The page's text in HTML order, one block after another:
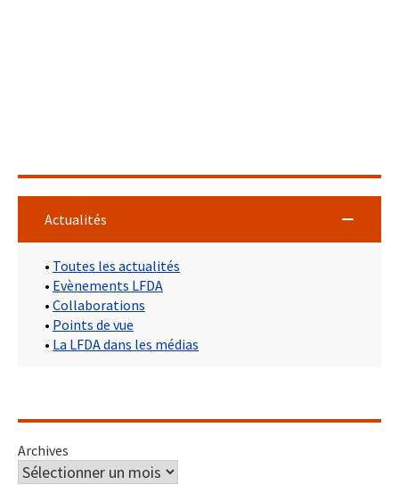
Actualités
• Toutes les actualités
• Evènements LFDA
• Collaborations
• Points de vue
• La LFDA dans les médias
Archives